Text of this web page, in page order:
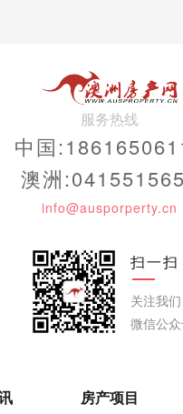
服务热线
中国
澳洲
info@ausporperty.cn
扫一扫
关注我们
微信公
房产项目